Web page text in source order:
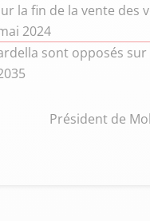
la fin de la vente des
2024
sont opposés
Président de